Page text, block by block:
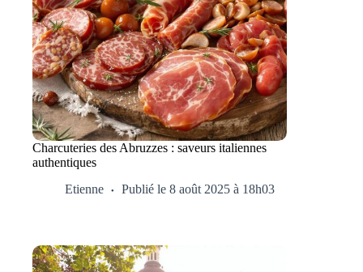
Charcuteries des Abruzzes : saveurs italiennes
authentiques
Etienne
Publié le 8 août 2025 à 18h03